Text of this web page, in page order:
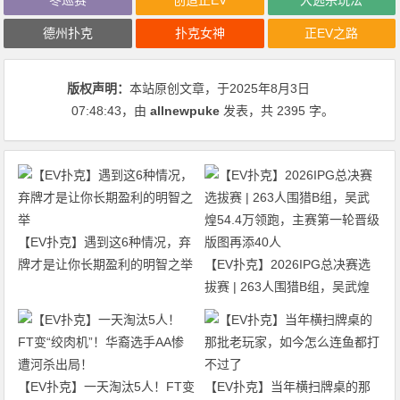
德州扑克 扑克女神 正EV之路
版权声明：本站原创文章，于2025年8月3日
07:48:43，由allnewpuke 发表，共 2395 字。
【EV扑克】遇到这6种情况，弃
牌才是让你长期盈利的明智之举
【EV扑克】2026IPG总决赛选
拔赛 | 263人围猎B组，吴武煌
54.4万领跑，主赛第一轮晋级版
【EV扑克】一天淘汰5人！FT变
【EV扑克】当年横扫牌桌的那